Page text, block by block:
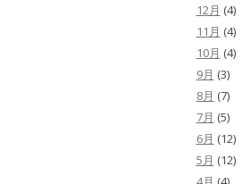
12月 (4)
11月 (4)
10月 (4)
9月 (3)
8月 (7)
7月 (5)
6月 (12)
5月 (12)